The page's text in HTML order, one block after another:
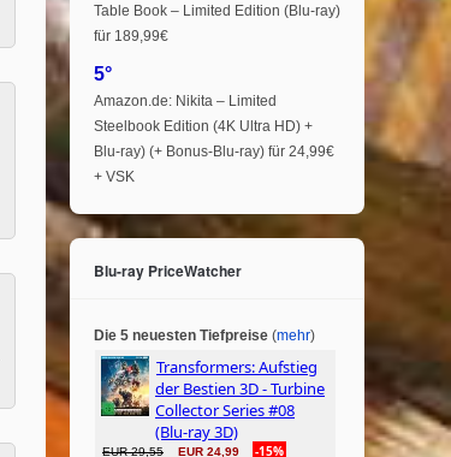
Table Book – Limited Edition (Blu-ray)
für 189,99€
5°
Amazon.de: Nikita – Limited
Steelbook Edition (4K Ultra HD) +
Blu-ray) (+ Bonus-Blu-ray) für 24,99€
+ VSK
Blu-ray PriceWatcher
Die 5 neuesten Tiefpreise (mehr)